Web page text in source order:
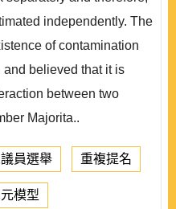
independently. The
of contamination
and believed that it is
between two
Majorita..
員選舉 重複提名
模型